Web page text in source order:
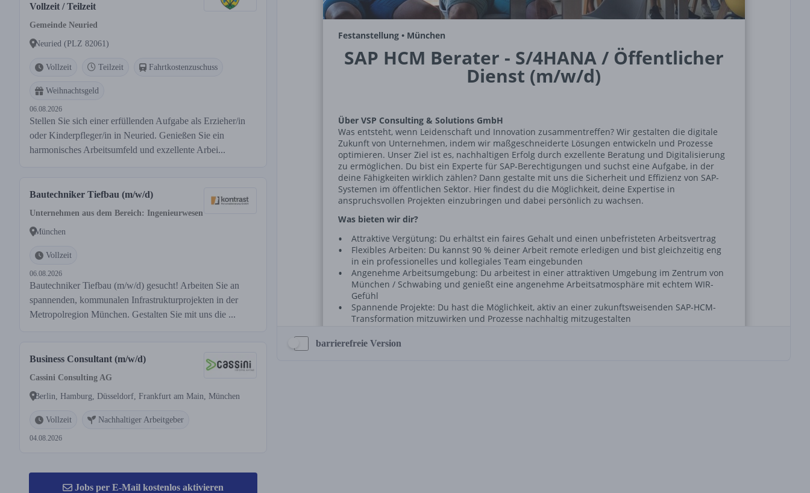
Vollzeit / Teilzeit
Gemeinde Neuried
Neuried (PLZ 82061)
Vollzeit Teilzeit Fahrtkostenzuschuss
Weihnachtsgeld
06.08.2026
Stellen Sie sich einer erfüllenden Aufgabe als Erzieher/in
oder Kinderpfleger/in in Neuried. Genießen Sie ein
harmonisches Arbeitsumfeld und exzellente Arbei...
Bautechniker Tiefbau (m/w/d)
Unternehmen aus dem Bereich: Ingenieurwesen
München
Vollzeit
06.08.2026
Bautechniker Tiefbau (m/w/d) gesucht! Arbeiten Sie an
spannenden, kommunalen Infrastrukturprojekten in der
Metropolregion München. Gestalten Sie mit uns die ...
Business Consultant (m/w/d)
Cassini Consulting AG
Berlin, Hamburg, Düsseldorf, Frankfurt am Main, München
Vollzeit Nachhaltiger Arbeitgeber
04.08.2026
Jobs per E-Mail kostenlos aktivieren
barrierefreie Version